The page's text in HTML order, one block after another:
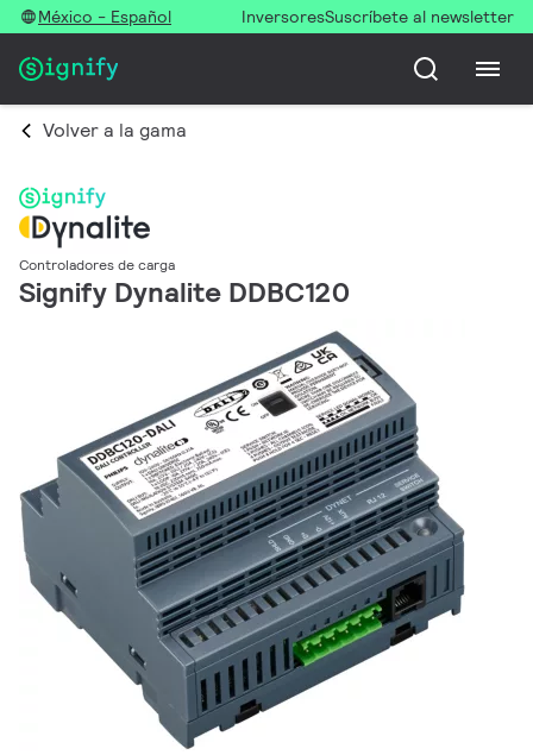
México - Español InversoresSuscríbete al newsletter
Volver a la gama
Controladores de carga
Signify Dynalite DDBC120